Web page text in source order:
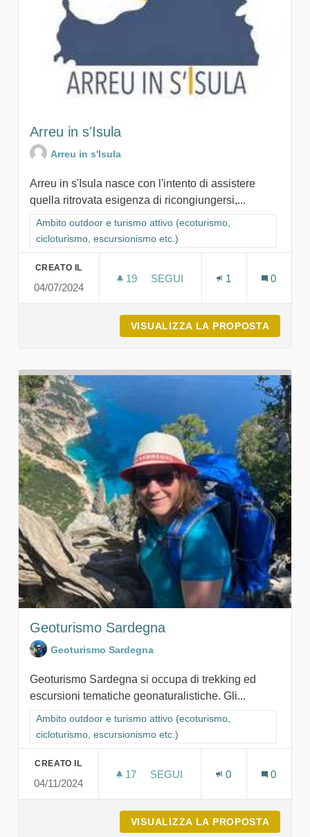
Arreu in s'Isula
Arreu in s'Isula
Arreu in s'Isula nasce con l'intento di assistere
quella ritrovata esigenza di ricongiungersi,...
Filtra i risultati per categoria: Ambito outdoor e turismo attivo
Ambito outdoor e turismo attivo (ecoturismo,
cicloturismo, escursionismo etc.)
CREATO IL
04/07/2024
19 19 SOSTENITORI
SEGUI
1 0
VISUALIZZA LA PROPOSTA
Geoturismo Sardegna
Geoturismo Sardegna
Geoturismo Sardegna si occupa di trekking ed
escursioni tematiche geonaturalistiche. Gli...
Filtra i risultati per categoria: Ambito outdoor e turismo attivo
Ambito outdoor e turismo attivo (ecoturismo,
cicloturismo, escursionismo etc.)
CREATO IL
04/11/2024
17 17 SOSTENITORI
SEGUI
0 0
VISUALIZZA LA PROPOSTA